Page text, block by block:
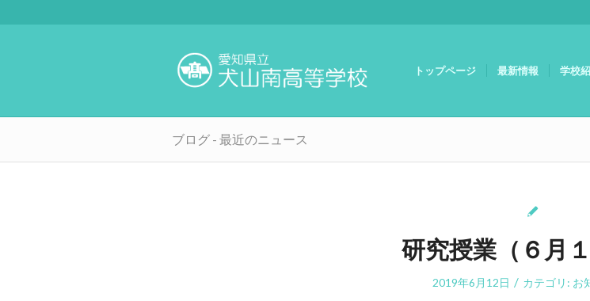
トップページ 最新情報 学校
ブログ - 最近のニュース
研究授業（６月１
2019年6月12日 / カテゴリ: お